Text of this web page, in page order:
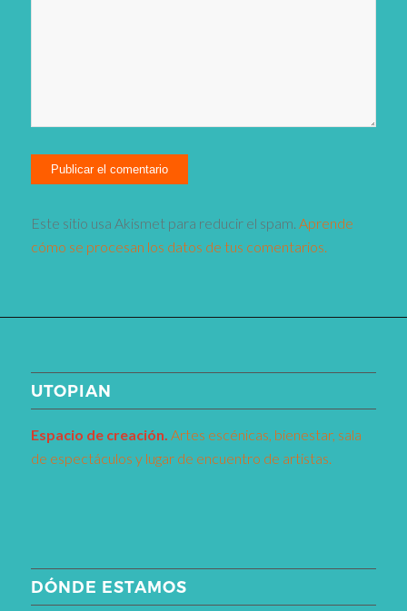
Este sitio usa Akismet para reducir el spam. Aprende
cómo se procesan los datos de tus comentarios.
UTOPIAN
Espacio de creación. Artes escénicas, bienestar, sala
de espectáculos y lugar de encuentro de artistas.
DÓNDE ESTAMOS